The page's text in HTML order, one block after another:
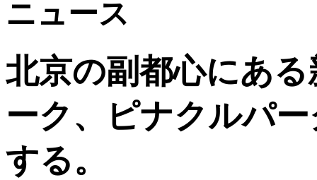
ニュース
北京の副都心にあ
ーク、ピナクルパ
する。